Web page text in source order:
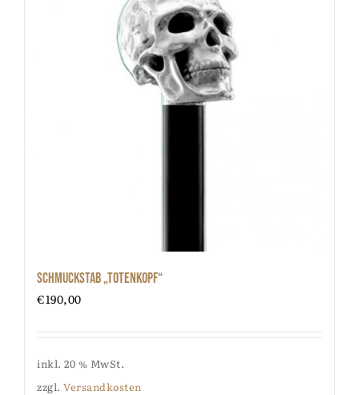
Schmuckstab „Totenkopf“
€190,00
inkl. 20 % MwSt.
zzgl. Versandkosten